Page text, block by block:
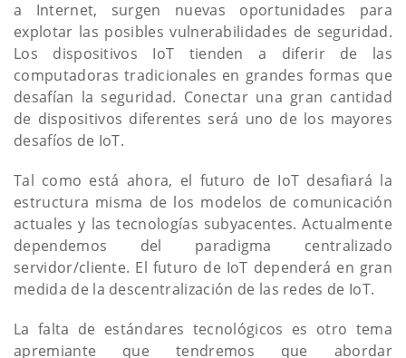
a Internet, surgen nuevas oportunidades para
explotar las posibles vulnerabilidades de seguridad.
Los dispositivos IoT tienden a diferir de las
computadoras tradicionales en grandes formas que
desafían la seguridad. Conectar una gran cantidad
de dispositivos diferentes será uno de los mayores
desafíos de IoT.
Tal como está ahora, el futuro de IoT desafiará la
estructura misma de los modelos de comunicación
actuales y las tecnologías subyacentes. Actualmente
dependemos del paradigma centralizado
servidor/cliente. El futuro de IoT dependerá en gran
medida de la descentralización de las redes de IoT.
La falta de estándares tecnológicos es otro tema
apremiante que tendremos que abordar